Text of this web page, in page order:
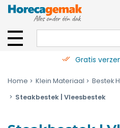
Gratis
Home Klein Materiaal
Bestek
Steakbestek | Vleesbestek